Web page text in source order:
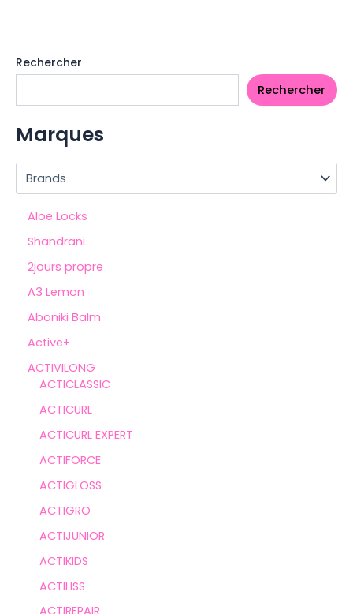
Rechercher
Rechercher
Marques
Aloe Locks
Shandrani
2jours propre
A3 Lemon
Aboniki Balm
Active+
ACTIVILONG
ACTICLASSIC
ACTICURL
ACTICURL EXPERT
ACTIFORCE
ACTIGLOSS
ACTIGRO
ACTIJUNIOR
ACTIKIDS
ACTILISS